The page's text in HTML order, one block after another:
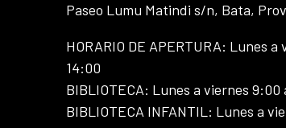
Paseo Lumu Matindi s/n, Bata,
HORARIO DE APERTURA: Lunes
14:00
BIBLIOTECA: Lunes a viernes
BIBLIOTECA INFANTIL: Lunes a